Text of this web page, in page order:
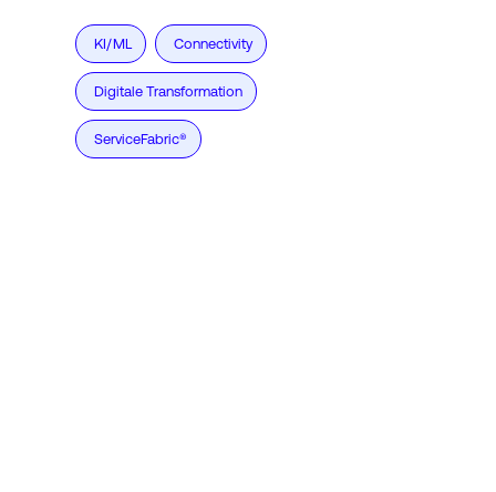
KI/ML Connectivity
Digitale Transformation
ServiceFabric®